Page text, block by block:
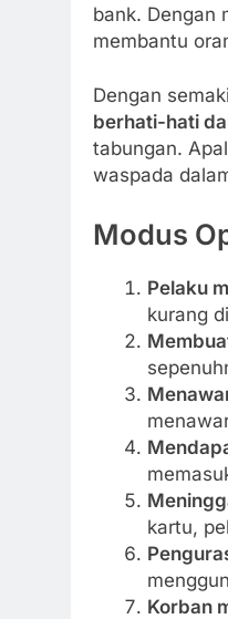
bank. Dengan
membantu
Dengan
berhati-hati
tabungan.
waspada
Modus
Pelaku
kurang
kartu,
Korban